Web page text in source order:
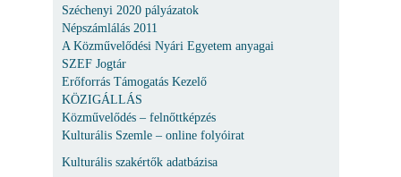
Széchenyi 2020 pályázatok
Népszámlálás 2011
A Közművelődési Nyári Egyetem anyagai
SZEF Jogtár
Erőforrás Támogatás Kezelő
KÖZIGÁLLÁS
Közművelődés – felnőttképzés
Kulturális Szemle – online folyóirat
Kulturális szakértők adatbázisa